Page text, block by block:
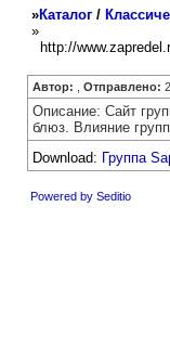
»Каталог/
»
http://
Автор: Отправлено:
Описание: Сайт
блюз. Влияние
Download: Группа
Powered by Seditio